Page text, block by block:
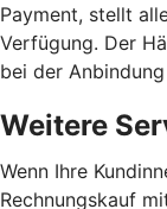
Payment, stellt
Verfügung. Der
bei der
Weitere
Wenn Ihre
Rechnungskauf